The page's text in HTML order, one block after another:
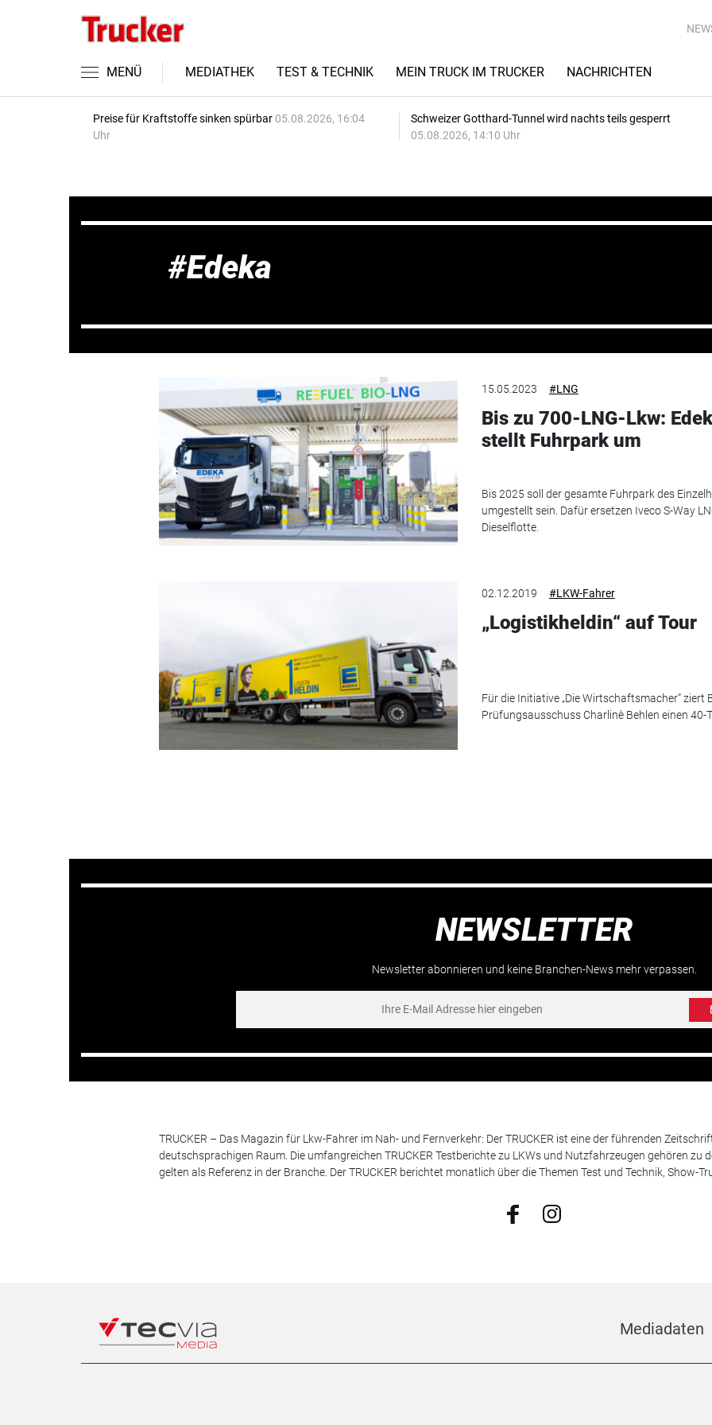
MENÜ MEDIATHEK TEST & TECHNIK MEIN TRUCK IM TRUCKER NACHRICHTEN
Preise für Kraftstoffe sinken spürbar 05.08.2026, 16:04
Uhr
Schweizer Gotthard-Tunnel wird nachts teils gesperrt
05.08.2026, 14:10 Uhr
Edeka
15.05.2023 #LNG
Bis zu 700-LNG-Lkw:
stellt Fuhrpark um
Bis 2025 soll der gesamte Fuhrpark des
umgestellt sein. Dafür ersetzen Iveco S-Way
Dieselflotte.
02.12.2019 #LKW-Fahrer
„Logistikheldin“ auf Tour
Für die Initiative „Die Wirtschaftsmacher“
Prüfungsausschuss Charlinè Behlen einen 40-
NEWSLETTER
Newsletter abonnieren und keine Branchen-News mehr verpassen.
TRUCKER – Das Magazin für Lkw-Fahrer im Nah- und Fernverkehr: Der TRUCKER ist eine der führenden
deutschsprachigen Raum. Die umfangreichen TRUCKER Testberichte zu LKWs und Nutzfahrzeugen gehören zu
gelten als Referenz in der Branche. Der TRUCKER berichtet monatlich über die Themen Test und Technik, Show-
Mediadaten